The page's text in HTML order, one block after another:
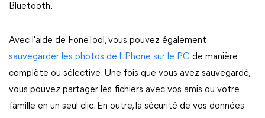
Bluetooth.
Avec l'aide de FoneTool, vous pouvez également
sauvegarder les photos de l'iPhone sur le PC de manière
complète ou sélective. Une fois que vous avez sauvegardé,
vous pouvez partager les fichiers avec vos amis ou votre
famille en un seul clic. En outre, la sécurité de vos données